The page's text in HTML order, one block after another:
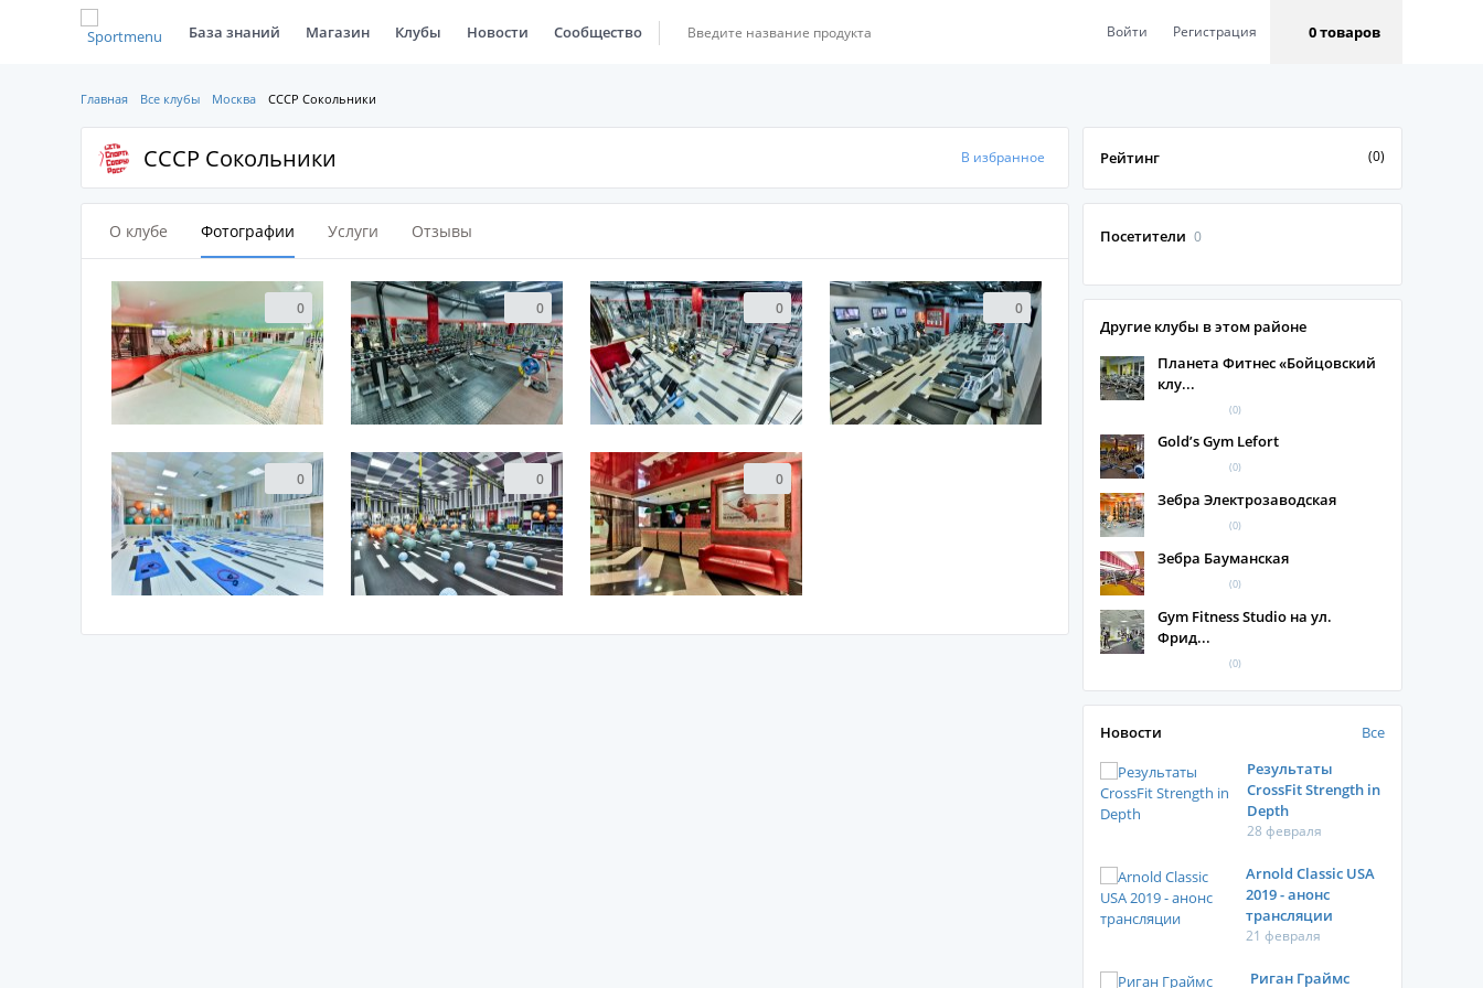
База знаний Магазин Клубы Новости Сообщество Войти Регистрация 0 товаров
Главная Все клубы Москва СССР Сокольники
СССР Сокольники В избранное Рейтинг (0)
О клубе Фотографии Услуги Отзывы
0 0 0 0
0 0 0
Посетители 0
Другие клубы в этом районе
Планета Фитнес «Бойцовский
клу...
(0)
Gold’s Gym Lefort
(0)
Зебра Электрозаводская
(0)
Зебра Бауманская
(0)
Gym Fitness Studio на ул.
Фрид...
(0)
Новости
Все
Результаты
CrossFit Strength in
Depth
28 февраля
Arnold Classic USA
2019 - анонс
трансляции
21 февраля
Риган Граймс